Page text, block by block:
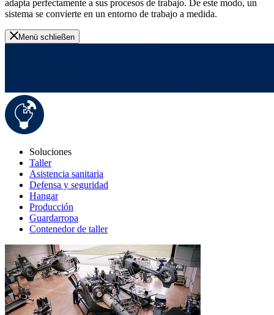
adapta perfectamente a sus procesos de trabajo. De este modo, un
sistema se convierte en un entorno de trabajo a medida.
Menü schließen
Soluciones
Taller
Asistencia sanitaria
Defensa y seguridad
Hangar
Producción
Guardarropa
Contenedor de taller